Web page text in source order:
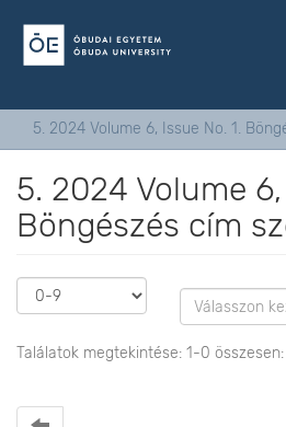
5. 2024 Volume 6, Issue No. 1.
5. 2024 Volume
Böngészés cím
Találatok megtekintése: 1-0